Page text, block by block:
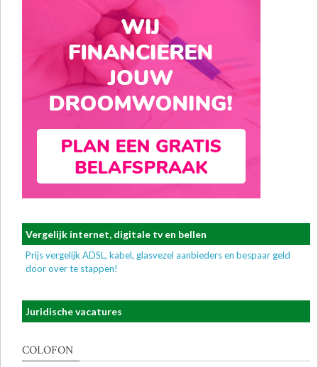
Vergelijk internet, digitale tv en bellen
Prijs vergelijk ADSL, kabel, glasvezel aanbieders en bespaar geld
door over te stappen!
Juridische vacatures
COLOFON